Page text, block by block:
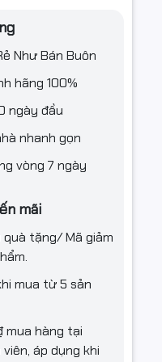
Như Bán Buôn
hãng 100%
ngày đầu
nhanh gọn
vòng 7 ngày
mãi
quà tặng/ Mã giảm
mua từ 5 sản
mua hàng tại
áp dụng khi